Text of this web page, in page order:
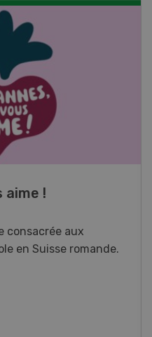
songez à le faire?
nécessaire. Si